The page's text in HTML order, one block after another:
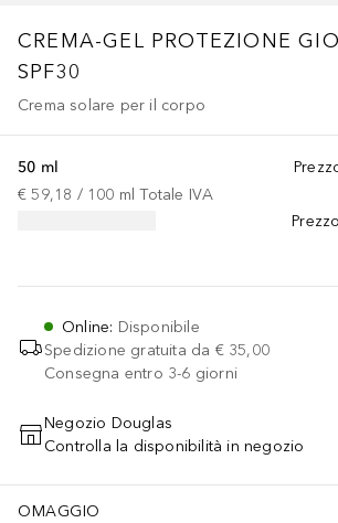
CREMA-GEL PROTEZIONE
SPF30
Crema solare per il corpo
50 ml
€ 59,18 / 100 ml Totale IVA
Online: Disponibile
Spedizione gratuita da € 35,00
Consegna entro 3-6 giorni
AGGIUNGI AL CARRELLO
Negozio Douglas
Controlla la disponibilità in negozio
OMAGGIO